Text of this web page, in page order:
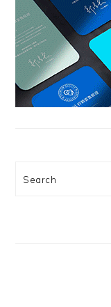
Search